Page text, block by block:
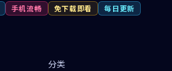
手机流畅 免下载即看 每日更新
分类